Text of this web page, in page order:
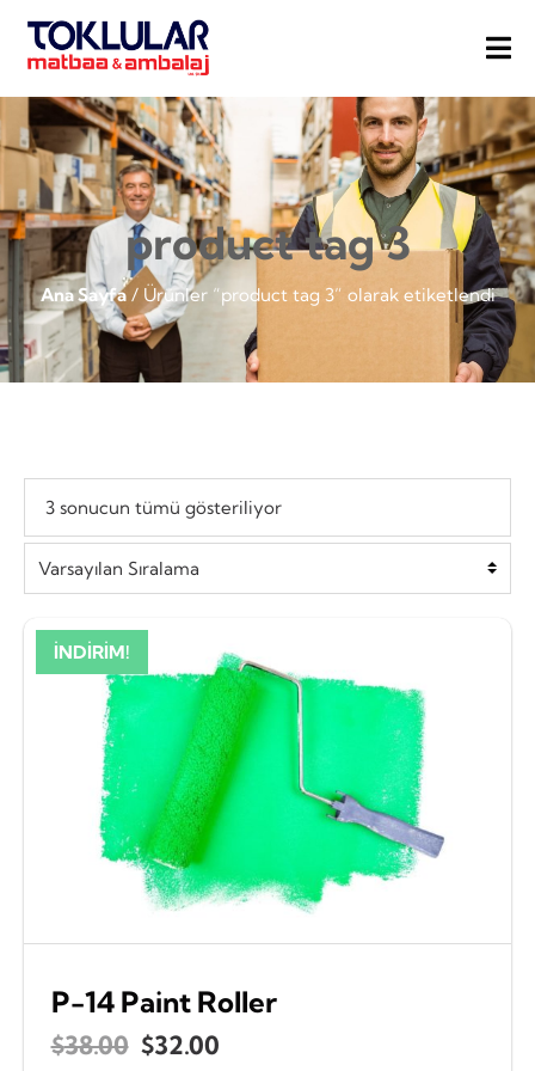
product tag 3
Ana Sayfa/ Ürünler “product tag 3” olarak etiketlendi
3 sonucun tümü gösteriliyor
İNDIRIM!
P-14 Paint Roller
$38.00 Orijinal
$32.00Şu